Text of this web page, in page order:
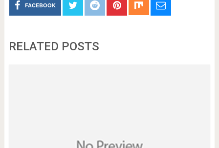
FACEBOOK
RELATED POSTS